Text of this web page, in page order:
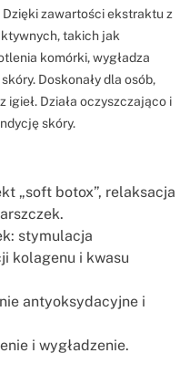
zawartości ekstraktu z
takich jak
komórki, wygładza
Doskonały dla osób,
Działa oczyszczająco i
skóry.
„soft botox”, relaksacja
stymulacja
kolagenu i kwasu
antyoksydacyjne i
i wygładzenie.